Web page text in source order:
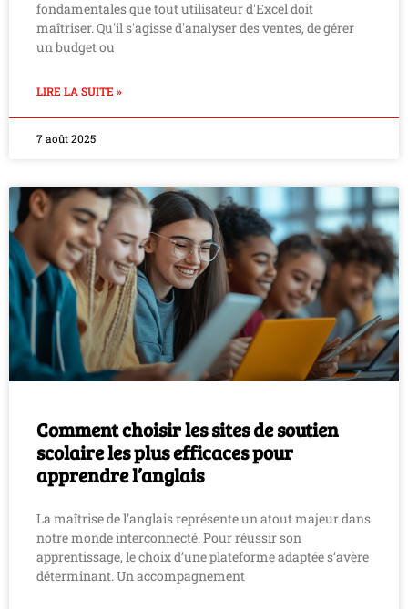
fondamentales que tout utilisateur d'Excel doit
maîtriser. Qu'il s'agisse d'analyser des ventes, de gérer
un budget ou
LIRE LA SUITE »
7 août 2025
Comment choisir les sites de soutien
scolaire les plus efficaces pour
apprendre l’anglais
La maîtrise de l’anglais représente un atout majeur dans
notre monde interconnecté. Pour réussir son
apprentissage, le choix d’une plateforme adaptée s’avère
déterminant. Un accompagnement